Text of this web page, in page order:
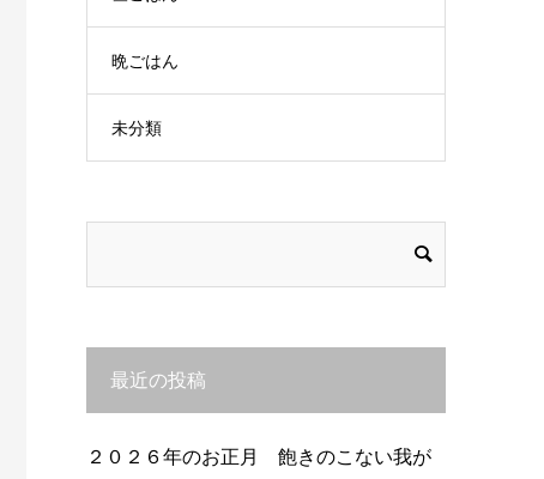
晩ごはん
未分類
最近の投稿
２０２６年のお正月 飽きのこない我が